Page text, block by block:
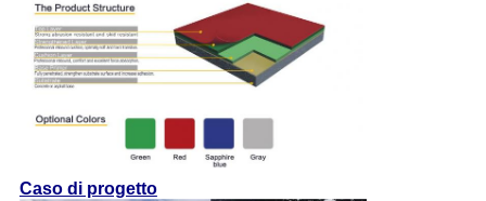
Caso di progetto